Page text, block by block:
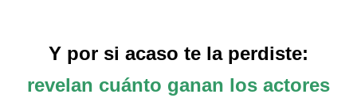
Y por si acaso te la perdiste:
revelan cuánto ganan los actores